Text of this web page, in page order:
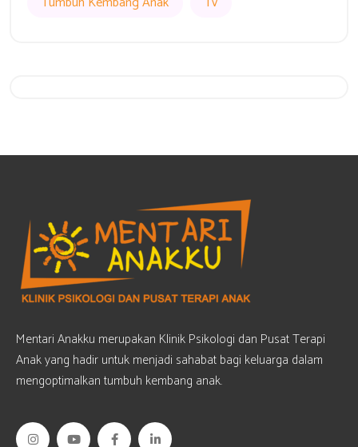
Mentari Anakku merupakan Klinik Psikologi dan Pusat Terapi
Anak yang hadir untuk menjadi sahabat bagi keluarga dalam
mengoptimalkan tumbuh kembang anak.